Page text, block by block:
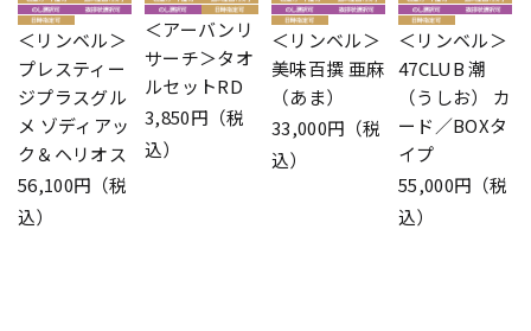
＜リンベル＞
プレスティー
ジプラスグル
メ ゾディアッ
ク＆ヘリオス
56,100円（税
込）
＜アーバンリ
サーチ＞タオ
ルセットRD
3,850円（税
込）
＜リンベル＞
美味百撰 亜麻
（あま）
33,000円（税
込）
＜リンベル＞
47CLUB 潮
（うしお） カ
ード／BOXタ
イプ
55,000円（税
込）